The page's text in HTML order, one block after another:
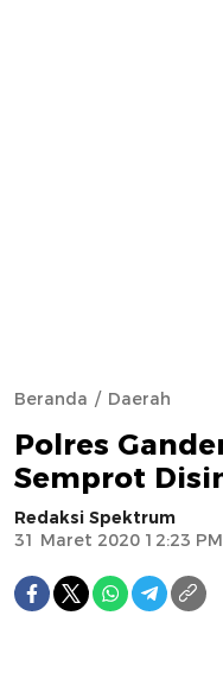
Beranda Daerah
Polres
Semprot
Redaksi Spektrum
31 Maret 2020 12:23 PM